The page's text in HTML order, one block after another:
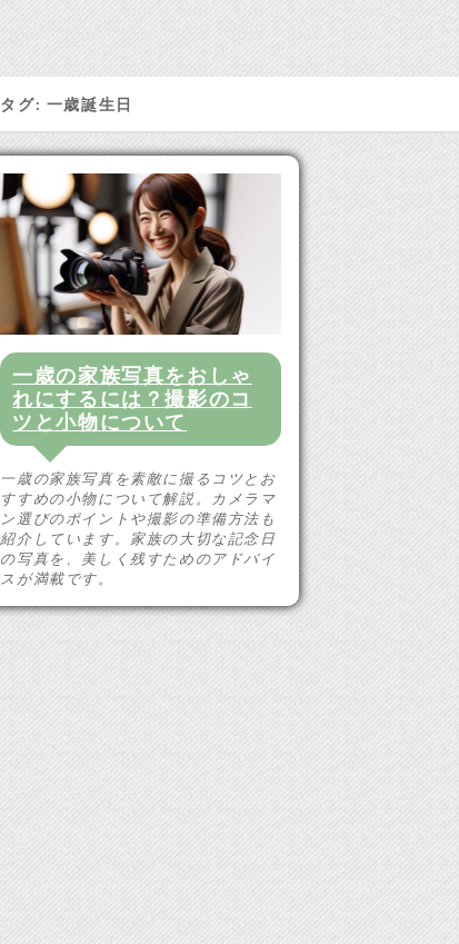
タグ: 一歳誕生日
一歳の家族写真をおしゃ
れにするには？撮影のコ
ツと小物について
一歳の家族写真を素敵に撮るコツとお
すすめの小物について解説。カメラマ
ン選びのポイントや撮影の準備方法も
紹介しています。家族の大切な記念日
の写真を、美しく残すためのアドバイ
スが満載です。